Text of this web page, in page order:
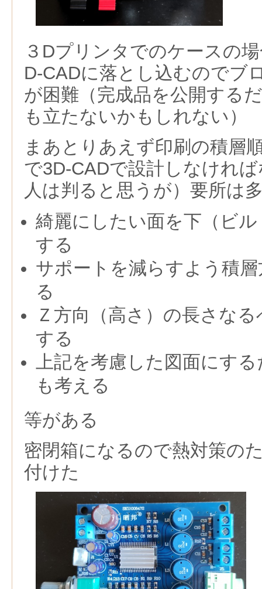
３Dプリンタでのケースの
D-CADに落とし込むのでブ
が困難（完成品を公開する
も立たないかもしれない）
まあとりあえず印刷の積層
で3D-CADで設計しなけれ
人は判ると思うが）要所は
綺麗にしたい面を下（ビ
する
サポートを減らすよう積
る
Ｚ方向（高さ）の長さな
する
上記を考慮した図面にす
も考える
等がある
密閉箱になるので熱対策の
付けた